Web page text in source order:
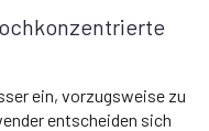
ein, vorzugsweise zu
entscheiden sich